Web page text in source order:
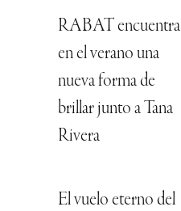
RABAT encuentra
en el verano una
nueva forma de
brillar junto a Tana
Rivera
El vuelo eterno del